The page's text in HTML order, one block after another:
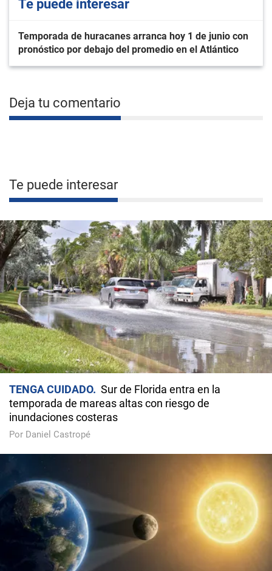
Te puede interesar
Temporada de huracanes arranca hoy 1 de junio con
pronóstico por debajo del promedio en el Atlántico
Deja tu comentario
Te puede interesar
TENGA CUIDADO
Sur de Florida entra en la
temporada de mareas altas con riesgo de
inundaciones costeras
Por Daniel Castropé